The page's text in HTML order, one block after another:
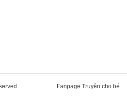
Fanpage Truyện cho bé